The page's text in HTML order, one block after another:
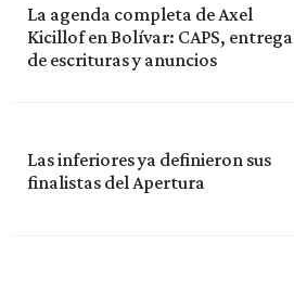
La agenda completa de Axel
Kicillof en Bolívar: CAPS, entrega
de escrituras y anuncios
Las inferiores ya definieron sus
finalistas del Apertura